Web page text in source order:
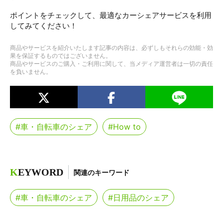
ポイントをチェックして、最適なカーシェアサービスを利用
してみてください！
商品やサービスを紹介いたします記事の内容は、必ずしもそれらの効能・効
果を保証するものではございません。
商品やサービスのご購入・ご利用に関して、当メディア運営者は一切の責任
を負いません。
#車・自転車のシェア #How to
KEYWORD 関連のキーワード
#車・自転車のシェア #日用品のシェア